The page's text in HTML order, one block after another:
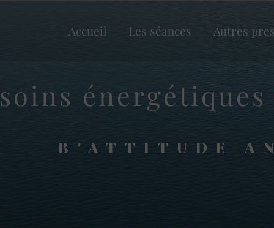
Accueil Les séances Autres
soins énergétiques
B'ATTITUDE